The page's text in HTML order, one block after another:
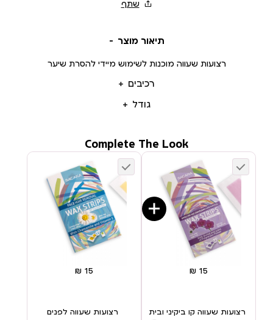
תיאור מוצר
רכיבים
גודל
רצועות שעווה מוכנות לשימוש מיידי להסרת שיער
רצועות שעווה קו ביקיני ובית
רצועות שעווה לפנים
Complete The Look